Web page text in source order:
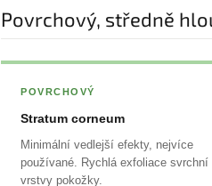
Povrchový, středně
POVRCHOVÝ
Stratum corneum
Minimální vedlejší efekty, nejvíce
používané. Rychlá exfoliace svrchní
vrstvy pokožky.